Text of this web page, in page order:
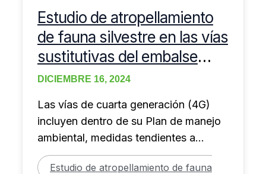
Estudio de atropellamiento
de fauna silvestre en las vías
sustitutivas del embalse
Topocoro en Santander
DICIEMBRE 16, 2024
Las vías de cuarta generación (4G)
incluyen dentro de su Plan de manejo
ambiental, medidas tendientes a
prevenir el atropellamiento
Estudio de atropellamiento de fauna